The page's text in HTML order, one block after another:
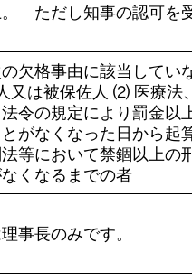
ただし知事の認可を
欠格事由に該当してい
又は被保佐人 ⑵ 医療法
令の規定により罰金以
がなくなった日から
等において禁錮以上の
くなるまでの者
事長のみです。